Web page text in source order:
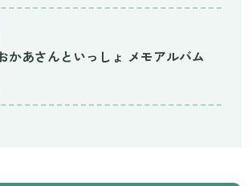
かあさんといっしょ メモアルバム